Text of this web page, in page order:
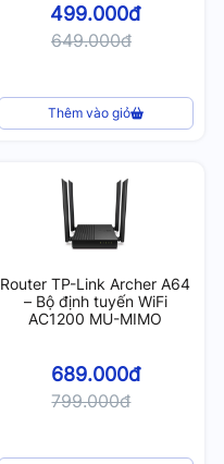
499.000đ
649.000đ
Thêm vào giỏ
Router TP-Link Archer A64
– Bộ định tuyến WiFi
AC1200 MU-MIMO
689.000đ
799.000đ